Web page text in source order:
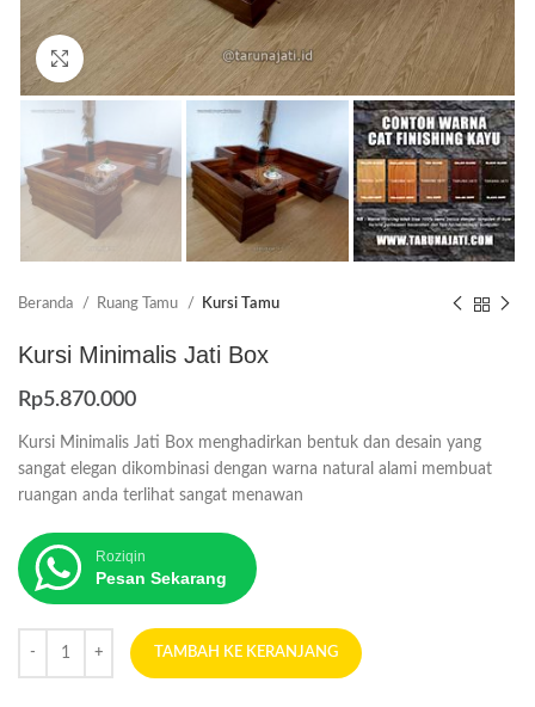
Click to enlarge
Beranda Ruang Tamu Kursi Tamu
Kursi Minimalis Jati Box
Rp5.870.000
Kursi Minimalis Jati Box menghadirkan bentuk dan desain yang
sangat elegan dikombinasi dengan warna natural alami membuat
ruangan anda terlihat sangat menawan
Roziqin
Pesan Sekarang
TAMBAH KE KERANJANG